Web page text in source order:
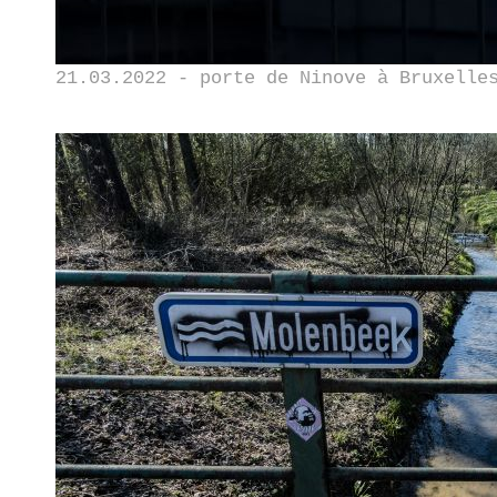
21.03.2022 - porte de Ninove à